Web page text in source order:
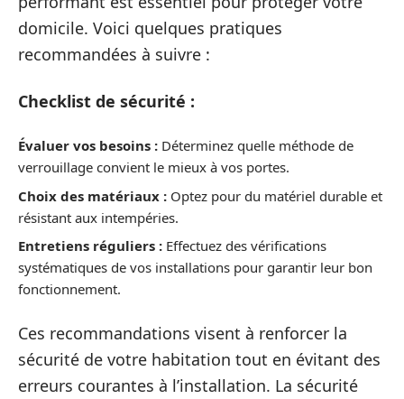
domicile. Voici quelques pratiques
recommandées à suivre :
Checklist de sécurité :
Évaluer vos besoins : Déterminez quelle méthode de
verrouillage convient le mieux à vos portes.
Choix des matériaux : Optez pour du matériel durable et
résistant aux intempéries.
Entretiens réguliers : Effectuez des vérifications
systématiques de vos installations pour garantir leur bon
fonctionnement.
Ces recommandations visent à renforcer la
sécurité de votre habitation tout en évitant des
erreurs courantes à l’installation. La sécurité